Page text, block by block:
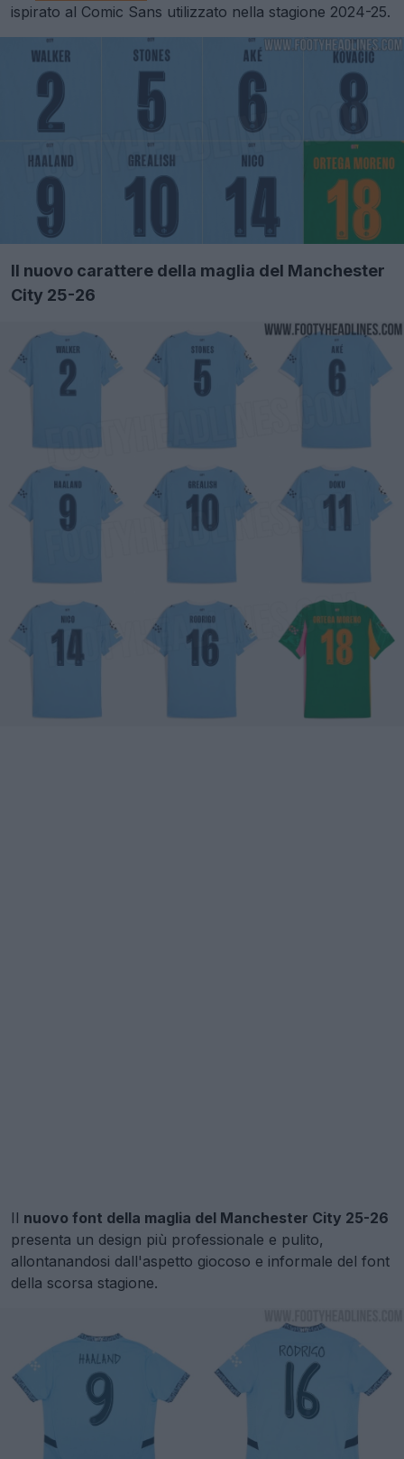
ispirato al Comic Sans utilizzato nella stagione 2024-25.
Il nuovo carattere della maglia del Manchester
City 25-26
Il nuovo font della maglia del Manchester City 25-26
presenta un design più professionale e pulito,
allontanandosi dall'aspetto giocoso e informale del font
della scorsa stagione.